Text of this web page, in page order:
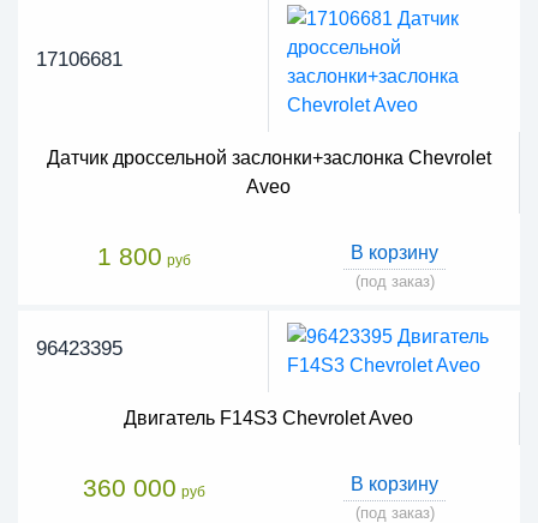
17106681
Датчик дроссельной заслонки+заслонка Chevrolet
Aveo
1 800 руб В корзину
(под заказ)
96423395
Двигатель F14S3 Chevrolet Aveo
360 000 руб В корзину
(под заказ)